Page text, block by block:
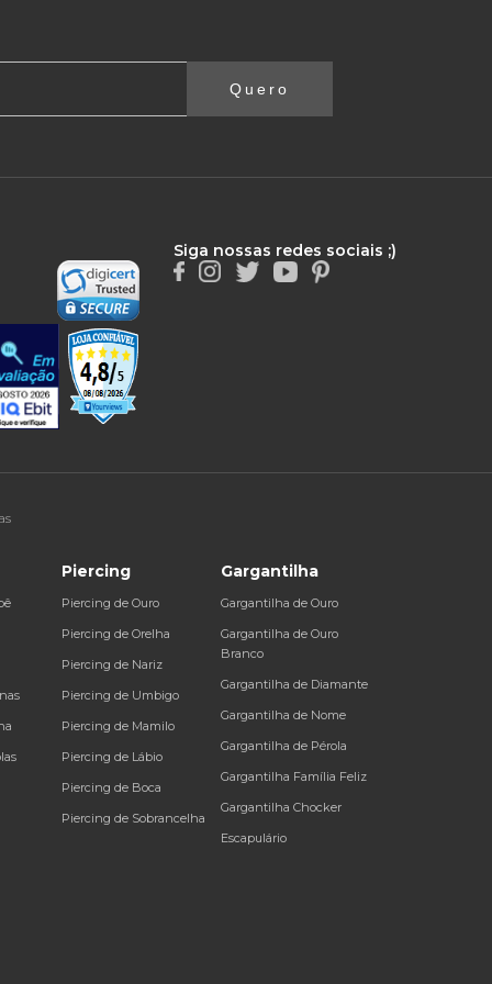
Quero
Siga nossas redes sociais ;)
Piercing
Piercing de Ouro
Piercing de Orelha
Piercing de Nariz
Piercing de Umbigo
Piercing de Mamilo
Piercing de Lábio
Piercing de Boca
Piercing de Sobrancelha
Gargantilha
Gargantilha de Ouro
Gargantilha de Ouro
Branco
Gargantilha de Diamante
Gargantilha de Nome
Gargantilha de Pérola
Gargantilha Família Feliz
Gargantilha Chocker
Escapulário